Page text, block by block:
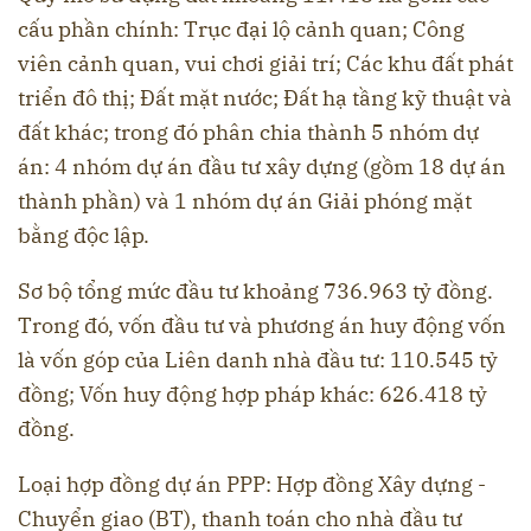
cấu phần chính: Trục đại lộ cảnh quan; Công
viên cảnh quan, vui chơi giải trí; Các khu đất phát
triển đô thị; Đất mặt nước; Đất hạ tầng kỹ thuật và
đất khác; trong đó phân chia thành 5 nhóm dự
án: 4 nhóm dự án đầu tư xây dựng (gồm 18 dự án
thành phần) và 1 nhóm dự án Giải phóng mặt
bằng độc lập.
Sơ bộ tổng mức đầu tư khoảng 736.963 tỷ đồng.
Trong đó, vốn đầu tư và phương án huy động vốn
là vốn góp của Liên danh nhà đầu tư: 110.545 tỷ
đồng; Vốn huy động hợp pháp khác: 626.418 tỷ
đồng.
Loại hợp đồng dự án PPP: Hợp đồng Xây dựng -
Chuyển giao (BT), thanh toán cho nhà đầu tư